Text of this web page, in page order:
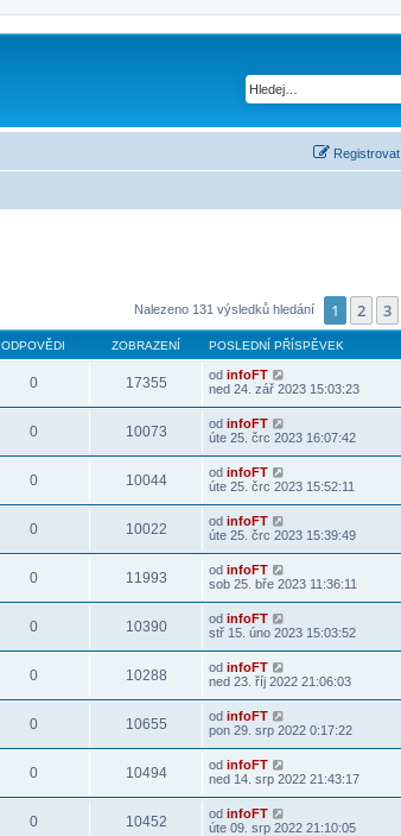
Registrovat
Nalezeno 131 výsledků hledání 1 2 3
ODPOVĚDI ZOBRAZENÍ POSLEDNÍ PŘÍSPĚVEK
0 17355 od infoFT
ned 24. zář 2023 15:03:23
0 10073 od infoFT
úte 25. črc 2023 16:07:42
0 10044 od infoFT
úte 25. črc 2023 15:52:11
0 10022 od infoFT
úte 25. črc 2023 15:39:49
0 11993 od infoFT
sob 25. bře 2023 11:36:11
0 10390 od infoFT
stř 15. úno 2023 15:03:52
0 10288 od infoFT
ned 23. říj 2022 21:06:03
0 10655 od infoFT
pon 29. srp 2022 0:17:22
0 10494 od infoFT
ned 14. srp 2022 21:43:17
0 10452 od infoFT
úte 09. srp 2022 21:10:05